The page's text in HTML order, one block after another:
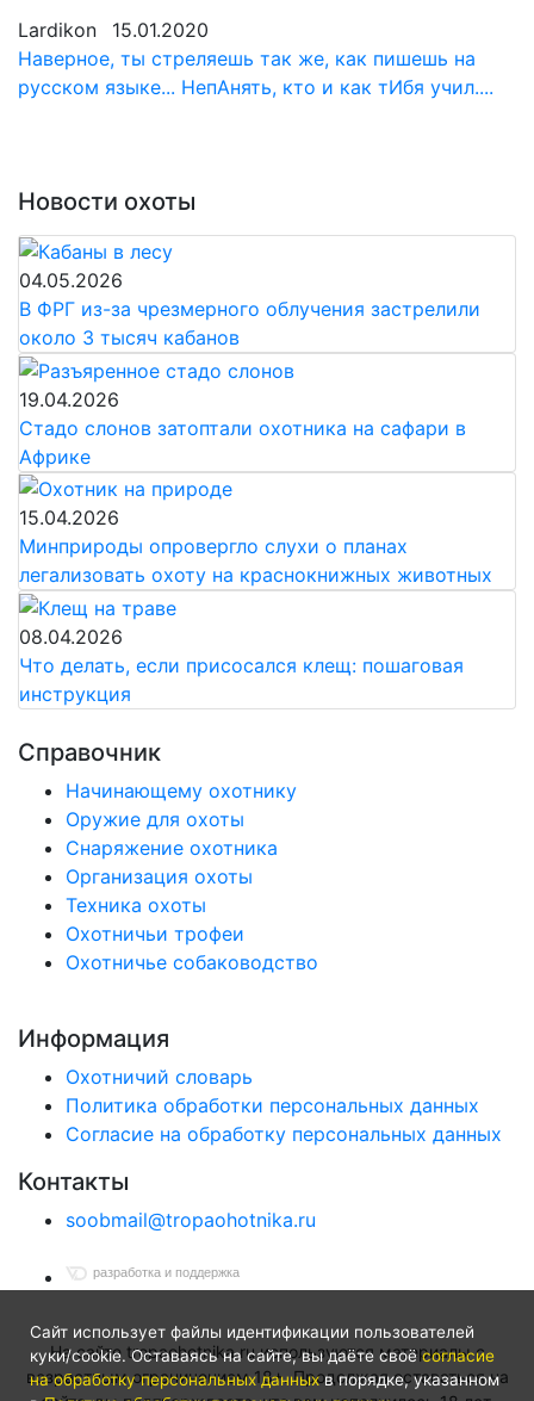
Lardikon
15.01.2020
Наверное, ты стреляешь так же, как пишешь на
русском языке... НепАнять, кто и как тИбя учил....
Сайт использует файлы идентификации пользователей
куки/cookie. Оставаясь на сайте, вы даёте своёсогласие
на обработку персональных данныхв порядке, указанном
Новости охоты
04.05.2026
В ФРГ из-за чрезмерного облучения застрелили
около 3 тысяч кабанов
19.04.2026
Стадо слонов затоптали охотника на сафари в
Африке
15.04.2026
Минприроды опровергло слухи о планах
легализовать охоту на краснокнижных животных
08.04.2026
Что делать, если присосался клещ: пошаговая
инструкция
Справочник
Начинающему охотнику
Оружие для охоты
Снаряжение охотника
Организация охоты
Техника охоты
Охотничьи трофеи
Охотничье собаководство
Информация
Охотничий словарь
Политика обработки персональных данных
Согласие на обработку персональных данных
Контакты
soobmail@tropaohotnika.ru
разработка и поддержка
На сайте tropaohotnika.ru используются материалы с
возрастным ограничением 18+. Продолжая оставаться на